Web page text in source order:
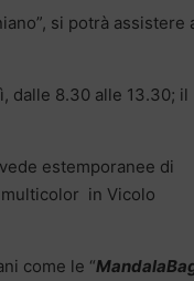
si potrà assistere
dalle 8.30 alle 13.30; il
estemporanee di
in Vicolo
come le “